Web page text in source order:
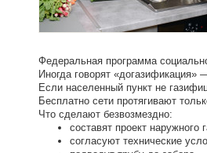
Федеральная программа
Иногда говорят
Если населенный пункт не
Бесплатно сети протягивают
Что сделают безвозмездно:
составят проект наружного
согласуют технические